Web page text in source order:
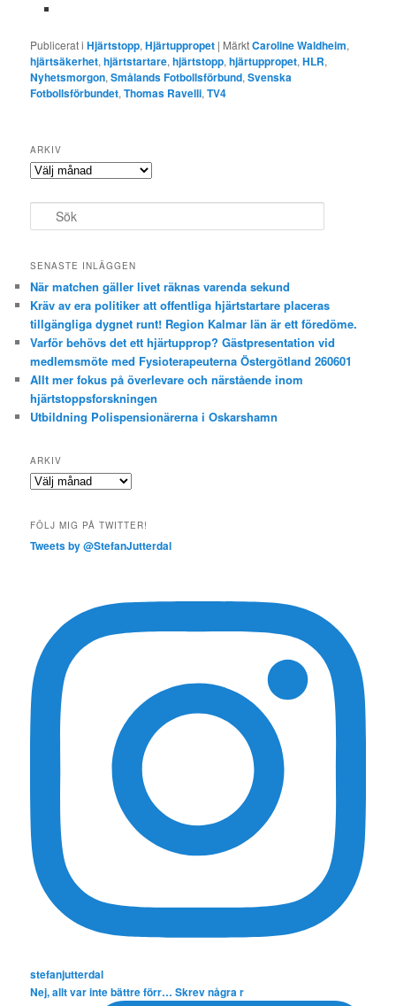
Publicerat i Hjärtstopp,Hjärtuppropet | MärktCaroline Waldheim,
hjärtsäkerhet,hjärtstartare,hjärtstopp,hjärtuppropet,HLR,
Nyhetsmorgon,Smålands Fotbollsförbund,Svenska
Fotbollsförbundet,Thomas Ravelli,TV4
ARKIV
Arkiv
ö
SENASTE INLÄGGEN
När matchen gäller livet räknas varenda sekund
Kräv av era politiker att offentliga hjärtstartare placeras
tillgängliga dygnet runt! Region Kalmar län är ett föredöme.
Varför behövs det ett hjärtupprop? Gästpresentation vid
medlemsmöte med Fysioterapeuterna Östergötland 260601
Allt mer fokus på överlevare och närstående inom
hjärtstoppsforskningen
Utbildning Polispensionärerna i Oskarshamn
ARKIV
Arkiv
FÖLJ MIG PÅ TWITTER!
Tweets by @StefanJutterdal
stefanjutterdal
Nej, allt var inte bättre förr… Skrev några r